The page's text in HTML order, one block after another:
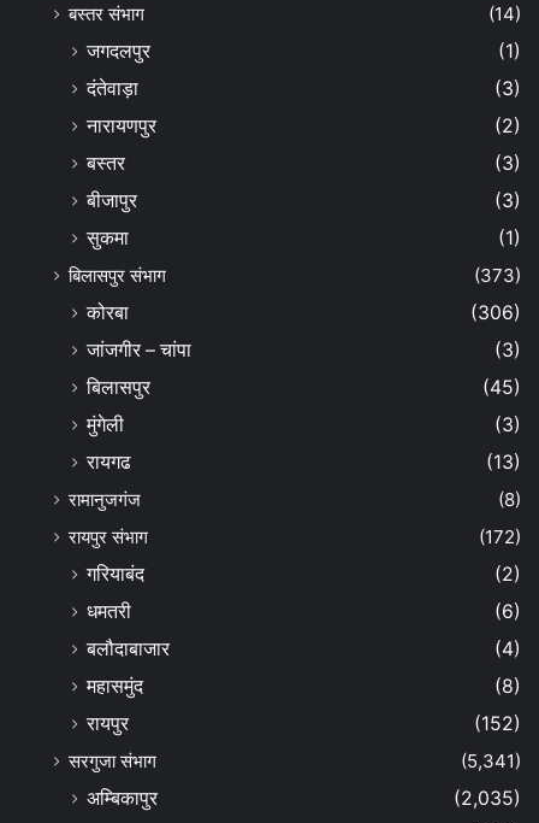
बस्तर संभाग
(14)
जगदलपुर
(1)
दंतेवाड़ा
(3)
नारायणपुर
(2)
बस्तर
(3)
बीजापुर
(3)
सुकमा
(1)
बिलासपुर संभाग
(373)
कोरबा
(306)
जांजगीर – चांपा
(3)
बिलासपुर
(45)
मुंगेली
(3)
रायगढ
(13)
रामानुजगंज
(8)
रायपुर संभाग
(172)
गरियाबंद
(2)
धमतरी
(6)
बलौदाबाजार
(4)
महासमुंद
(8)
रायपुर
(152)
सरगुजा संभाग
(5,341)
अम्बिकापुर
(2,035)